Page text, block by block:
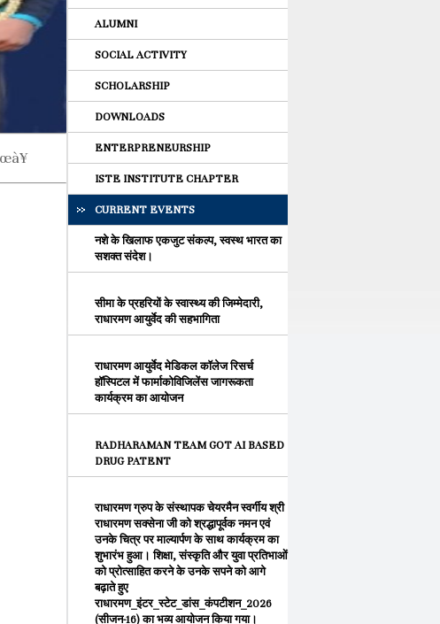
ALUMNI
SOCIAL ACTIVITY
SCHOLARSHIP
DOWNLOADS
ENTERPRENEURSHIP
ISTE INSTITUTE CHAPTER
CURRENT EVENTS
नशे के खिलाफ एकजुट संकल्प, स्वस्थ भारत का
सशक्त संदेश।
सीमा के प्रहरियों के स्वास्थ्य की जिम्मेदारी,
राधारमण आयुर्वेद की सहभागिता
राधारमण आयुर्वेद मेडिकल कॉलेज रिसर्च
हॉस्पिटल में फार्माकोविजिलेंस जागरूकता
कार्यक्रम का आयोजन
RADHARAMAN TEAM GOT AI BASED
DRUG PATENT
राधारमण ग्रुप के संस्थापक चेयरमैन स्वर्गीय श्री
राधारमण सक्सेना जी को श्रद्धापूर्वक नमन एवं
उनके चित्र पर माल्यार्पण के साथ कार्यक्रम का
शुभारंभ हुआ। शिक्षा, संस्कृति और युवा प्रतिभाओं
को प्रोत्साहित करने के उनके सपने को आगे
बढ़ाते हुए
राधारमण_इंटर_स्टेट_डांस_कंपटीशन_2026
(सीजन-16) का भव्य आयोजन किया गया।